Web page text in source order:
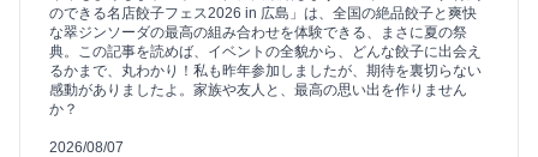
のできる名店餃子フェス2026 in 広島」は、全国の絶品餃子と爽快
な翠ジンソーダの最高の組み合わせを体験できる、まさに夏の祭
典。この記事を読めば、イベントの全貌から、どんな餃子に出会え
るかまで、丸わかり！私も昨年参加しましたが、期待を裏切らない
感動がありましたよ。家族や友人と、最高の思い出を作りません
か？
2026/08/07